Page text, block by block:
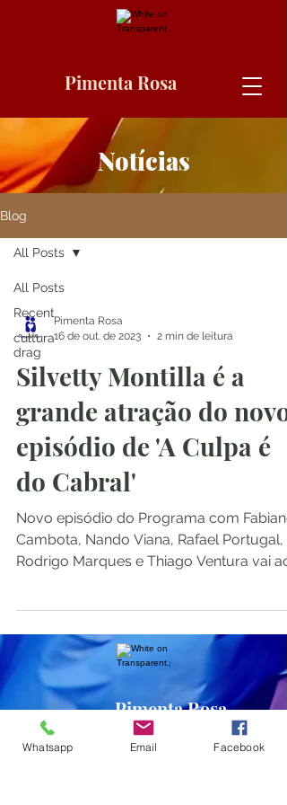
Pimenta Rosa
Notícias
Blog
All Posts
Recent
cultura
drag
All Posts
Pimenta Rosa
16 de out. de 2023
2 min de leitura
Silvetty Montilla é a
grande atração do novo
episódio de 'A Culpa é
do Cabral'
Novo episódio do Programa com Fabiano
Cambota, Nando Viana, Rafael Portugal,
Rodrigo Marques e Thiago Ventura vai ao
Pimenta Rosa
Whatsapp Email Facebook